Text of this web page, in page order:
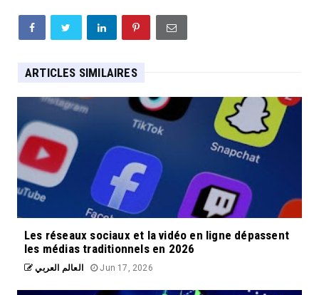
ARTICLES SIMILAIRES
Les réseaux sociaux et la vidéo en ligne dépassent
les médias traditionnels en 2026
العالم العربي Jun 17, 2026